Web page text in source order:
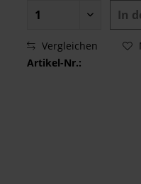
In
Vergleichen
Artikel-Nr.: